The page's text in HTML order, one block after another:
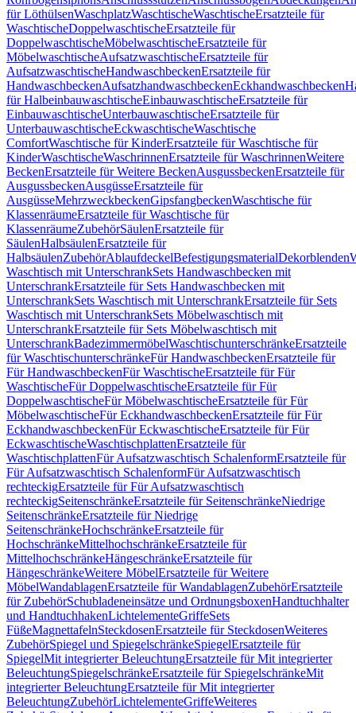
für LöthülsenWaschplatzWaschtischeWaschtischeErsatzteile für
WaschtischeDoppelwaschtischeErsatzteile für
DoppelwaschtischeMöbelwaschtischeErsatzteile für
MöbelwaschtischeAufsatzwaschtischeErsatzteile für
AufsatzwaschtischeHandwaschbeckenErsatzteile für
HandwaschbeckenAufsatzhandwaschbeckenEckhandwaschbecken
für HalbeinbauwaschtischeEinbauwaschtischeErsatzteile für
EinbauwaschtischeUnterbauwaschtischeErsatzteile für
UnterbauwaschtischeEckwaschtischeWaschtische
ComfortWaschtische für KinderErsatzteile für Waschtische für
KinderWaschtischeWaschrinnenErsatzteile für WaschrinnenWeitere
BeckenErsatzteile für Weitere BeckenAusgussbeckenErsatzteile für
AusgussbeckenAusgüsseErsatzteile für
AusgüsseMehrzweckbeckenGipsfangbeckenWaschtische für
KlassenräumeErsatzteile für Waschtische für
KlassenräumeZubehörSäulenErsatzteile für
SäulenHalbsäulenErsatzteile für
HalbsäulenZubehörAblaufdeckelBefestigungsmaterialDekorblenden
Waschtisch mit UnterschrankSets Handwaschbecken mit
UnterschrankErsatzteile für Sets Handwaschbecken mit
UnterschrankSets Waschtisch mit UnterschrankErsatzteile für Sets
Waschtisch mit UnterschrankSets Möbelwaschtisch mit
UnterschrankErsatzteile für Sets Möbelwaschtisch mit
UnterschrankBadezimmermöbelWaschtischunterschränkeErsatzteile
für WaschtischunterschränkeFür HandwaschbeckenErsatzteile für
Für HandwaschbeckenFür WaschtischeErsatzteile für Für
WaschtischeFür DoppelwaschtischeErsatzteile für Für
DoppelwaschtischeFür MöbelwaschtischeErsatzteile für Für
MöbelwaschtischeFür EckhandwaschbeckenErsatzteile für Für
EckhandwaschbeckenFür EckwaschtischeErsatzteile für Für
EckwaschtischeWaschtischplattenErsatzteile für
WaschtischplattenFür Aufsatzwaschtisch SchalenformErsatzteile für
Für Aufsatzwaschtisch SchalenformFür Aufsatzwaschtisch
rechteckigErsatzteile für Für Aufsatzwaschtisch
rechteckigSeitenschränkeErsatzteile für SeitenschränkeNiedrige
SeitenschränkeErsatzteile für Niedrige
SeitenschränkeHochschränkeErsatzteile für
HochschränkeMittelhochschränkeErsatzteile für
MittelhochschränkeHängeschränkeErsatzteile für
HängeschränkeWeitere MöbelErsatzteile für Weitere
MöbelWandablagenErsatzteile für WandablagenZubehörErsatzteile
für ZubehörSchubladeneinsätze und OrdnungsboxenHandtuchhalter
und HandtuchhakenLichtelementeGriffeSets
FüßeMagnettafelnSteckdosenErsatzteile für SteckdosenWeiteres
ZubehörSpiegel und SpiegelschränkeSpiegelErsatzteile für
SpiegelMit integrierter BeleuchtungErsatzteile für Mit integrierter
BeleuchtungSpiegelschränkeErsatzteile für SpiegelschränkeMit
integrierter BeleuchtungErsatzteile für Mit integrierter
BeleuchtungZubehörLichtelementeGriffeWeiteres